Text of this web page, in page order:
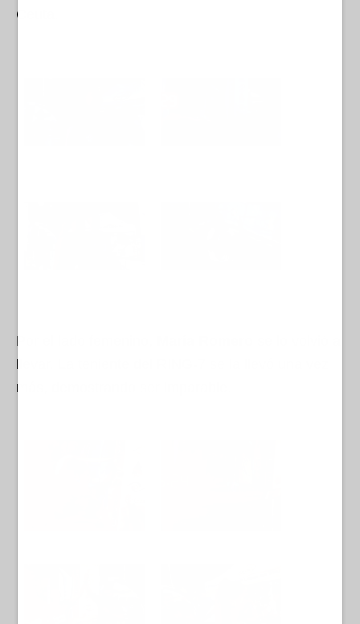
Ceuta.
Por el lado femenino,
llevar. La teniente del RING-7 se la llevó una vez
más, demostrando ser imparable.